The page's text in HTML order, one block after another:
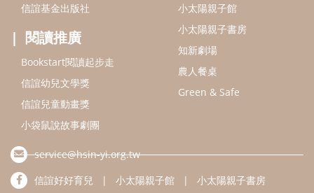
信誼基金出版社
閱讀推廣
Bookstart閱讀起步走
信誼幼兒文學獎
信誼兒童動畫獎
小袋鼠說故事劇團
小太陽親子館
小太陽親子書房
知新劇場
農人餐桌
Green & Safe
service@hsin-yi.org.tw
信誼好好育兒
小太陽親子館
小太陽親子書房